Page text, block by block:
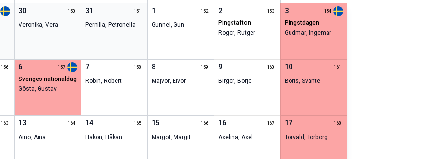
30 150
Veronika,Vera
31 151
Pernilla, Petronella
1 152
Gunnel,Gun
2 153
pingstafton
Roger, Rutger
3 154
pingstdagen
Gudmar,Ingemar
156 6 157
sveriges nationaldag
Gösta,Gustav
7 158
Robin, Robert
8 159
Majvor,Eivor
9 160
Birger, Börje
10 161
Boris,Svante
163 13 164
Aino,Aina
14 165
Hakon, Håkan
15 166
Margot,Margit
16 167
Axelina, Axel
17 168
Torvald,Torborg